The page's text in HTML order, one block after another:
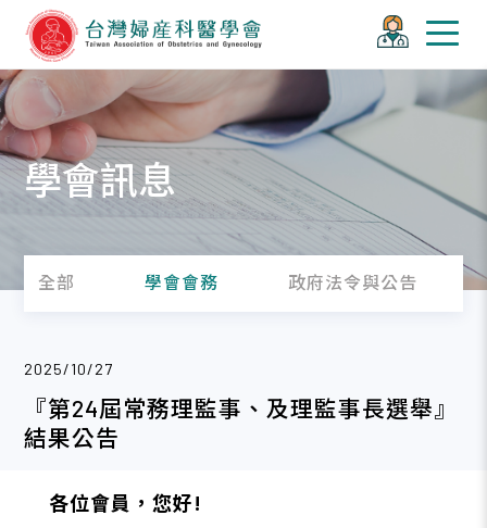
學會訊息
全部 學會會務 政府法令與公告
2025/10/27
『第24屆常務理監事、及理監事長選舉』
結果公告
各位會員，您好!